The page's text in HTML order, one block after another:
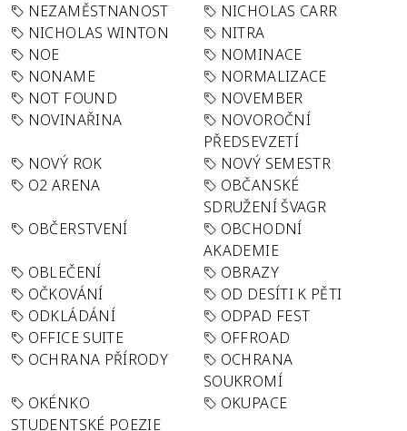
NEZAMĚSTNANOST
NICHOLAS CARR
NICHOLAS WINTON
NITRA
NOE
NOMINACE
NONAME
NORMALIZACE
NOT FOUND
NOVEMBER
NOVINAŘINA
NOVOROČNÍ
PŘEDSEVZETÍ
NOVÝ ROK
NOVÝ SEMESTR
O2 ARENA
OBČANSKÉ
SDRUŽENÍ ŠVAGR
OBČERSTVENÍ
OBCHODNÍ
AKADEMIE
OBLEČENÍ
OBRAZY
OČKOVÁNÍ
OD DESÍTI K PĚTI
ODKLÁDÁNÍ
ODPAD FEST
OFFICE SUITE
OFFROAD
OCHRANA PŘÍRODY
OCHRANA
SOUKROMÍ
OKÉNKO
STUDENTSKÉ POEZIE
OKUPACE